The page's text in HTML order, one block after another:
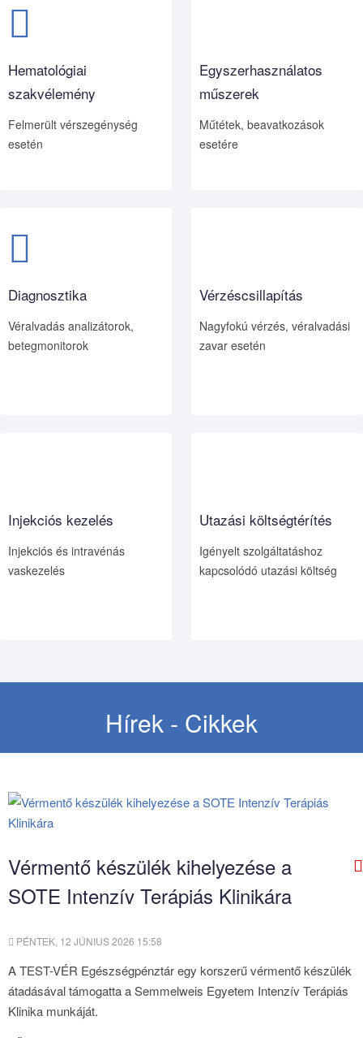
Hematológiai
szakvélemény
Felmerült vérszegénység
esetén
Egyszerhasználatos
műszerek
Műtétek, beavatkozások
esetére
Diagnosztika
Véralvadás analizátorok,
betegmonitorok
Vérzéscsillapítás
Nagyfokú vérzés, véralvadási
zavar esetén
Injekciós kezelés
Injekciós és intravénás
vaskezelés
Utazási költségtérítés
Igényelt szolgáltatáshoz
kapcsolódó utazási költség
Hírek - Cikkek
Vérmentő készülék kihelyezése a
SOTE Intenzív Terápiás Klinikára
PÉNTEK, 12 JÚNIUS 2026 15:58
A TEST-VÉR Egészségpénztár egy korszerű vérmentő készülék
átadásával támogatta a Semmelweis Egyetem Intenzív Terápiás
Klinika munkáját.